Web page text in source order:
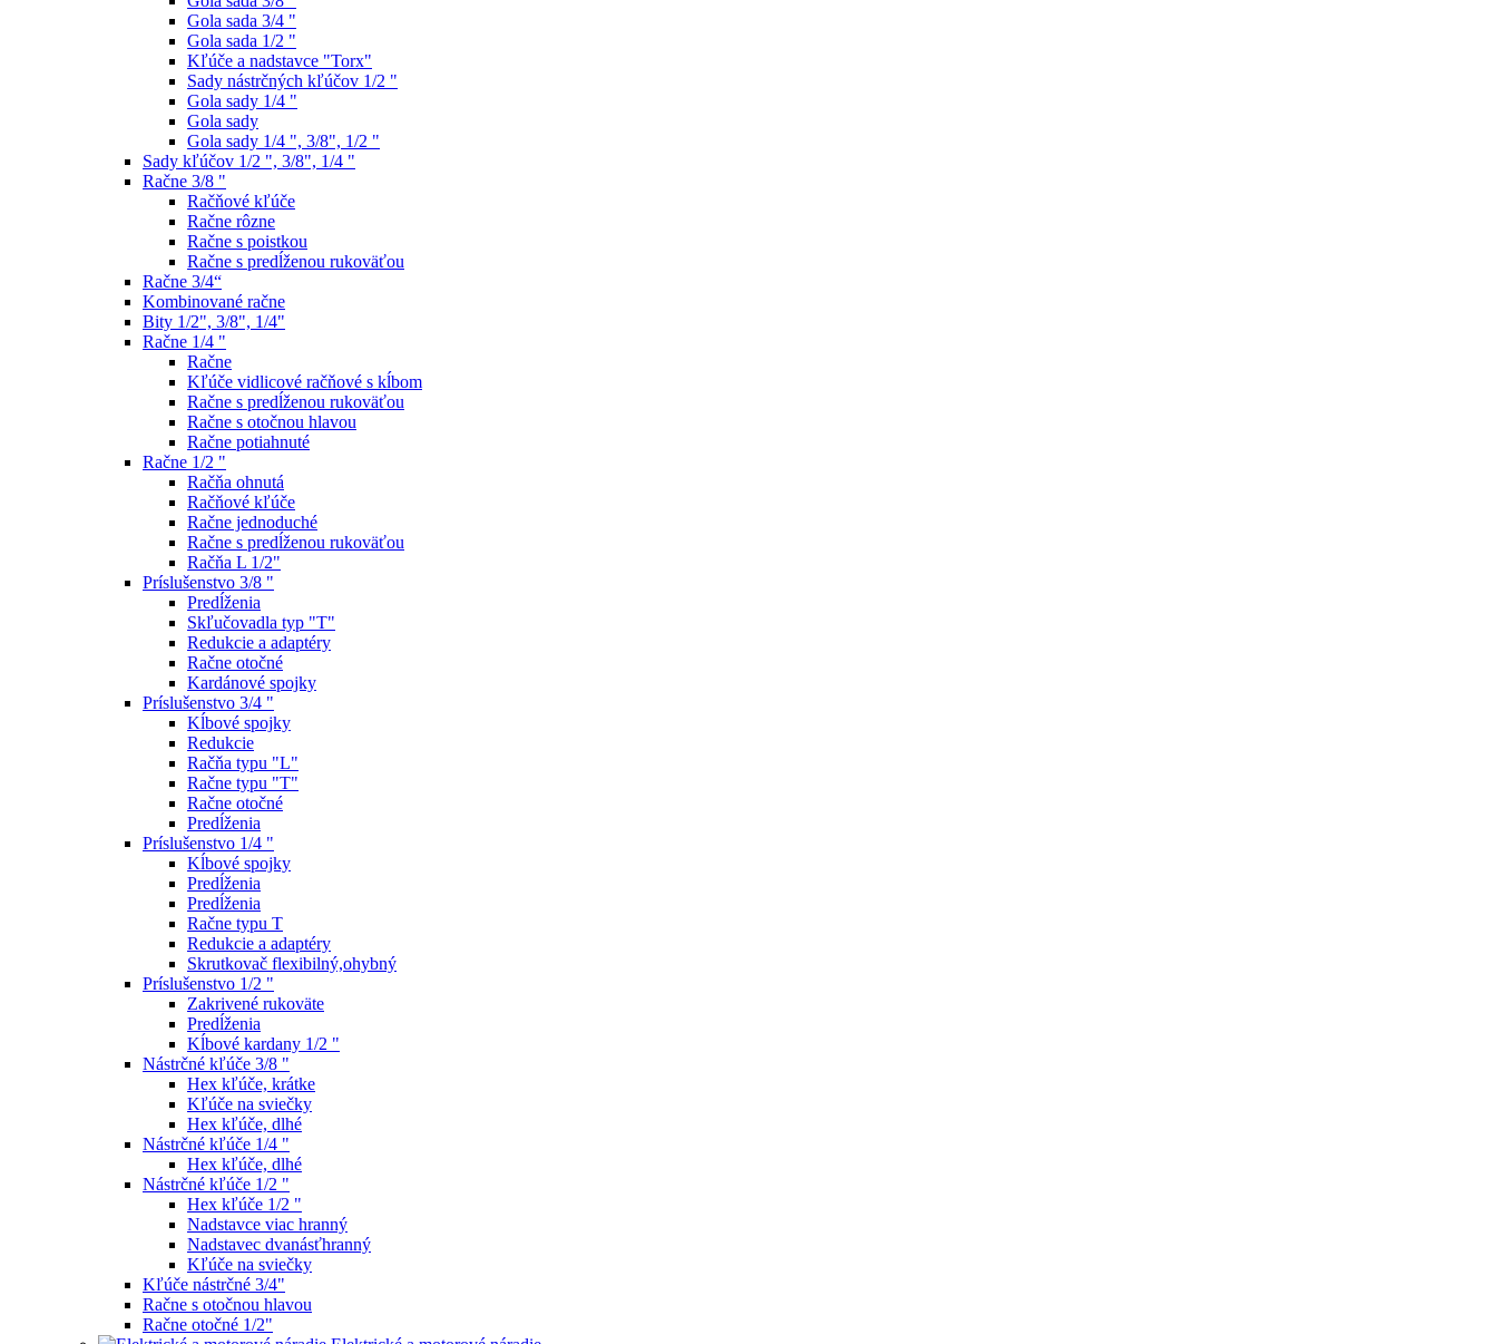
Gola sada 3/4 "
Gola sada 1/2 "
Kľúče a nadstavce "Torx"
Sady nástrčných kľúčov 1/2 "
Gola sady 1/4 "
Gola sady
Gola sady 1/4 ", 3/8", 1/2 "
Sady kľúčov 1/2 ", 3/8", 1/4 "
Račne 3/8 "
Račňové kľúče
Račne rôzne
Račne s poistkou
Račne s predĺženou rukoväťou
Račne 3/4“
Kombinované račne
Bity 1/2", 3/8", 1/4"
Račne 1/4 "
Račne
Kľúče vidlicové račňové s kĺbom
Račne s predĺženou rukoväťou
Račne s otočnou hlavou
Račne potiahnuté
Račne 1/2 "
Račňa ohnutá
Račňové kľúče
Račne jednoduché
Račne s predĺženou rukoväťou
Račňa L 1/2"
Príslušenstvo 3/8 "
Predĺženia
Skľučovadla typ "T"
Redukcie a adaptéry
Račne otočné
Kardánové spojky
Príslušenstvo 3/4 "
Kĺbové spojky
Redukcie
Račňa typu "L"
Račne typu "T"
Račne otočné
Predĺženia
Príslušenstvo 1/4 "
Kĺbové spojky
Predĺženia
Predĺženia
Račne typu T
Redukcie a adaptéry
Skrutkovač flexibilný,ohybný
Príslušenstvo 1/2 "
Zakrivené rukoväte
Predĺženia
Kĺbové kardany 1/2 "
Nástrčné kľúče 3/8 "
Hex kľúče, krátke
Kľúče na sviečky
Hex kľúče, dlhé
Nástrčné kľúče 1/4 "
Hex kľúče, dlhé
Nástrčné kľúče 1/2 "
Hex kľúče 1/2 "
Nadstavce viac hranný
Nadstavec dvanásťhranný
Kľúče na sviečky
Kľúče nástrčné 3/4"
Račne s otočnou hlavou
Račne otočné 1/2"